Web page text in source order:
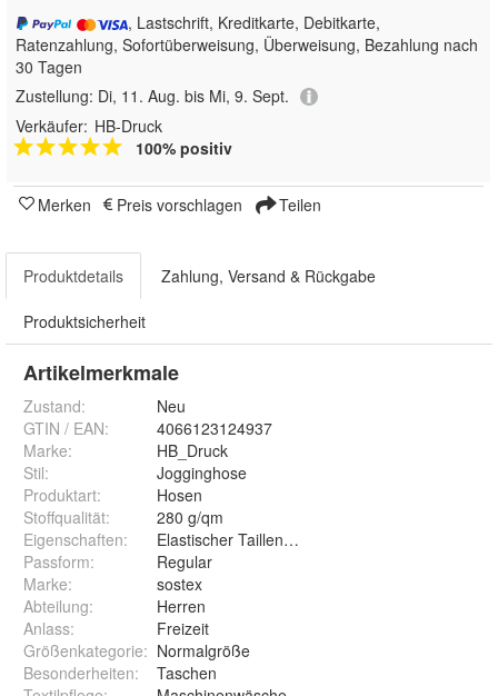
, Lastschrift, Kreditkarte, Debitkarte,
Ratenzahlung, Sofortüberweisung, Überweisung, Bezahlung nach
30 Tagen
Zustellung: Di, 11. Aug. bis Mi, 9. Sept.
Verkäufer: HB-Druck
100% positiv
Merken Preis vorschlagen Teilen
Produktdetails Zahlung, Versand & Rückgabe
Produktsicherheit
Artikelmerkmale
Zustand:
Neu
GTIN / EAN:
4066123124937
Marke:
HB_Druck
Stil:
Jogginghose
Produktart:
Hosen
Stoffqualität:
280 g/qm
Eigenschaften:
Elastischer Taillenbund mit gleichfarbigem
Passform:
Regular
Marke:
sostex
Abteilung:
Herren
Anlass:
Freizeit
Größenkategorie: Normalgröße
Besonderheiten:
Taschen